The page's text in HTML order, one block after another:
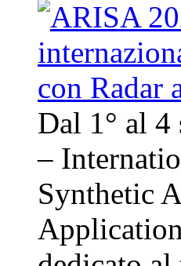
Dal 1° al
–
Synthetic